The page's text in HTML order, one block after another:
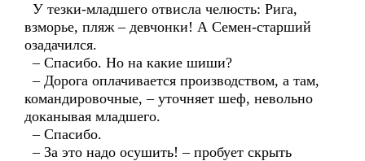
У тезки-младшего отвисла челюсть: Рига,
взморье, пляж – девчонки! А Семен-старший
озадачился.
– Спасибо. Но на какие шиши?
– Дорога оплачивается производством, а там,
командировочные, – уточняет шеф, невольно
доканывая младшего.
– Спасибо.
– За это надо осушить! – пробует скрыть